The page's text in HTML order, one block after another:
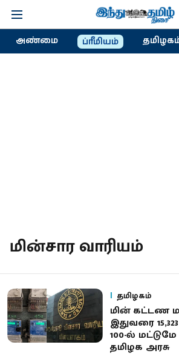
அண்மை ப்ரீமியம்
மின்சார வாரியம்
தமிழகம்
மின் கட்டண
இதுவரை
100-ல்
தமிழக அரசு